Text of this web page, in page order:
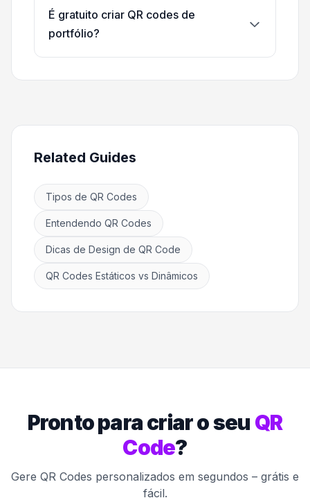
É gratuito criar QR codes de
portfólio?
Related Guides
Tipos de QR Codes
Entendendo QR Codes
Dicas de Design de QR Code
QR Codes Estáticos vs Dinâmicos
Pronto para criar o seu QR
Code?
Gere QR Codes personalizados em segundos – grátis e
fácil.